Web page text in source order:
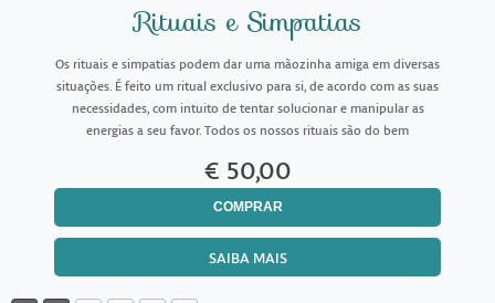
Rituais e Simpatias
Os rituais e simpatias podem dar uma mãozinha amiga em diversas
situações. É feito um ritual exclusivo para si, de acordo com as suas
necessidades, com intuito de tentar solucionar e manipular as
energias a seu favor. Todos os nossos rituais são do bem
€ 50,00
COMPRAR
SAIBA MAIS